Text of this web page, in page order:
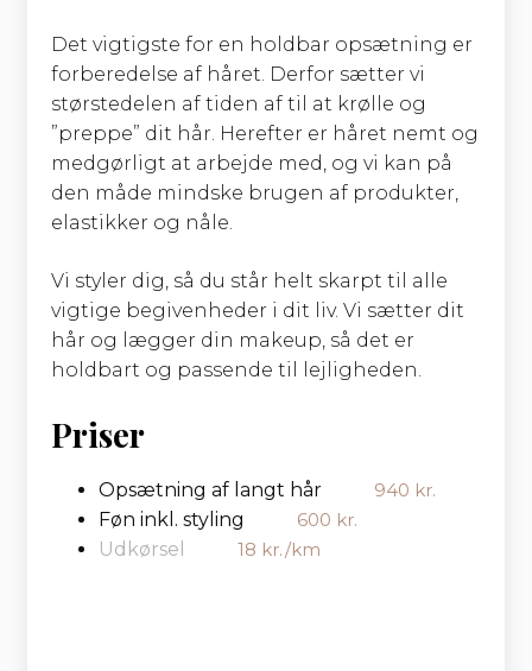
Det vigtigste for en holdbar opsætning er
forberedelse af håret. Derfor sætter vi
størstedelen af tiden af til at krølle og
”preppe” dit hår. Herefter er håret nemt og
medgørligt at arbejde med, og vi kan på
den måde mindske brugen af produkter,
elastikker og nåle.
Vi styler dig, så du står helt skarpt til alle
vigtige begivenheder i dit liv. Vi sætter dit
hår og lægger din makeup, så det er
holdbart og passende til lejligheden.
Priser
Opsætning af langt hår
940 kr.
Føn inkl. styling
600 kr.
Udkørsel
18 kr./km